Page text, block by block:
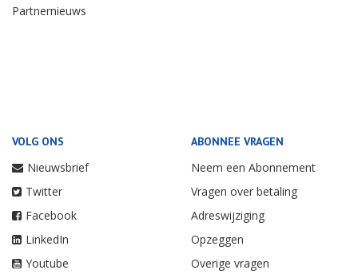
Partnernieuws
VOLG ONS
Nieuwsbrief
Twitter
Facebook
LinkedIn
Youtube
ABONNEE VRAGEN
Neem een Abonnement
Vragen over betaling
Adreswijziging
Opzeggen
Overige vragen